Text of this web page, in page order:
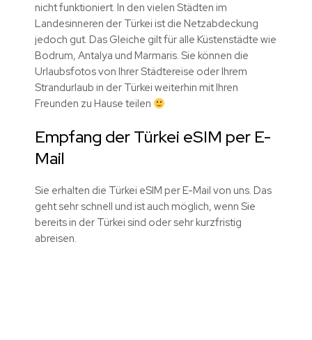
nicht funktioniert. In den vielen Städten im
Landesinneren der Türkei ist die Netzabdeckung
jedoch gut. Das Gleiche gilt für alle Küstenstädte wie
Bodrum, Antalya und Marmaris. Sie können die
Urlaubsfotos von Ihrer Städtereise oder Ihrem
Strandurlaub in der Türkei weiterhin mit Ihren
Freunden zu Hause teilen
Empfang der Türkei eSIM per E-
Mail
Sie erhalten die Türkei eSIM per E-Mail von uns. Das
geht sehr schnell und ist auch möglich, wenn Sie
bereits in der Türkei sind oder sehr kurzfristig
abreisen.